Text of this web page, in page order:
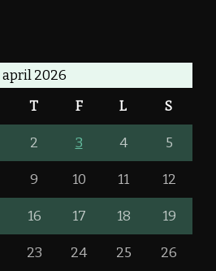
april 2026
T F L S
2 3 4 5
9 10 11 12
16 17 18 19
23 24 25 26